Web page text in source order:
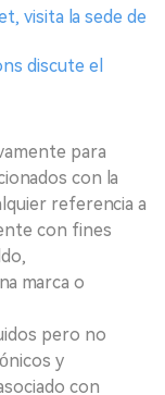
visita la sede de
discute el
para
con la
referencia a
con fines
marca o
pero no
y
con